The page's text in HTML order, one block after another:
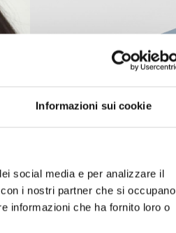
Informazioni sui cookie
social media e per analizzare il
i nostri partner che si occupano
informazioni che ha fornito loro o